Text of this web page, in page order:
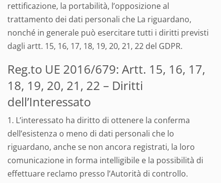
rettificazione, la portabilità, l’opposizione al
trattamento dei dati personali che La riguardano,
nonché in generale può esercitare tutti i diritti previsti
dagli artt. 15, 16, 17, 18, 19, 20, 21, 22 del GDPR.
Reg.to UE 2016/679: Artt. 15, 16, 17,
18, 19, 20, 21, 22 – Diritti
dell’Interessato
1. L’interessato ha diritto di ottenere la conferma
dell’esistenza o meno di dati personali che lo
riguardano, anche se non ancora registrati, la loro
comunicazione in forma intelligibile e la possibilità di
effettuare reclamo presso l’Autorità di controllo.